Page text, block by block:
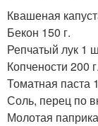
Квашеная
Бекон 150 г.
Репчатый лук 1
Копчености 200 г.
Томатная паста
Соль, перец по
Молотая